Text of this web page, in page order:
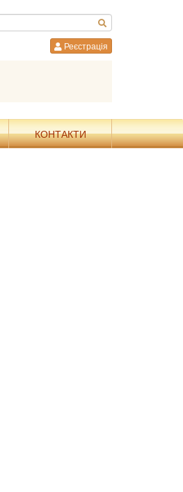
Реєстрація
КОНТАКТИ